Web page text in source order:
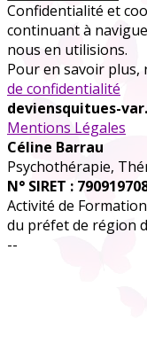
Confidentialité et
continuant à
nous en utilisions.
Pour en savoir plus,
de confidentialité
deviensquitues-
Mentions Légales
Céline Barrau
Psychothérapie,
N° SIRET :
Activité de
du préfet de région
--